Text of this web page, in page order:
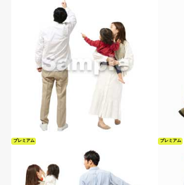
プレミアム プレミアム